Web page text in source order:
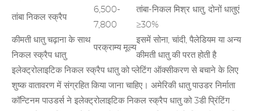
तांबा निकल स्क्रैप
6,500-
7,800
तांबा-निकल मिश्र धातु, दोनों धातुएं
≥30%
कीमती धातु चढ़ाना के साथ
निकल स्क्रैप धातु
परक्राम्य मूल्य
इसमें सोना, चांदी, पैलेडियम या अन्य
कीमती धातु की परत होती है
इलेक्ट्रोलाइटिक निकल स्क्रैप धातु को प्लेटिंग ऑक्सीकरण से बचाने के लिए
शुष्क वातावरण में संग्रहित किया जाना चाहिए। अमेरिकी धातु पाउडर निर्माता
कॉन्टिनम पाउडर्स ने इलेक्ट्रोलाइटिक निकल स्क्रैप धातु को 3डी प्रिंटिंग